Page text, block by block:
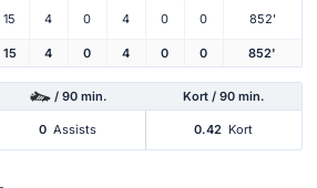
15 4 0 4 0 0 852'
15 4 0 4 0 0 852'
/ 90 min. Kort / 90 min.
0 Assists 0.42 Kort